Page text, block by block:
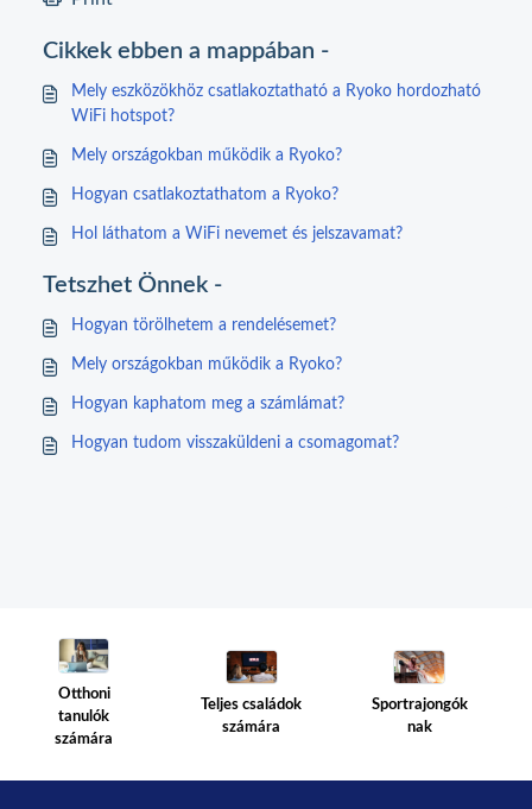
Cikkek ebben a mappában -
Mely eszközökhöz csatlakoztatható a Ryoko hordozható
WiFi hotspot?
Mely országokban működik a Ryoko?
Hogyan csatlakoztathatom a Ryoko?
Hol láthatom a WiFi nevemet és jelszavamat?
Tetszhet Önnek -
Hogyan törölhetem a rendelésemet?
Mely országokban működik a Ryoko?
Hogyan kaphatom meg a számlámat?
Hogyan tudom visszaküldeni a csomagomat?
Otthoni
tanulók
számára
Teljes családok
számára
Sportrajongók
nak